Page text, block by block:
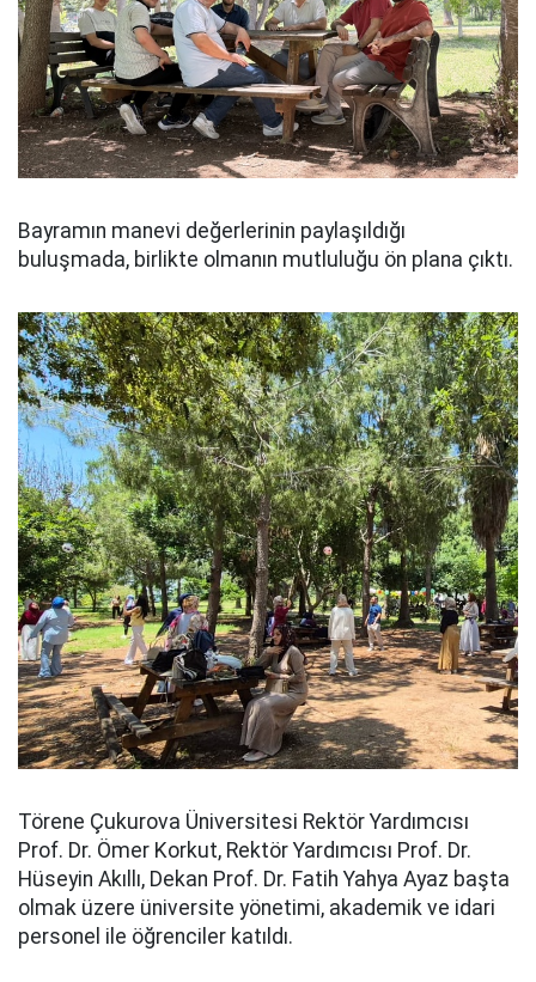
Bayramın manevi değerlerinin paylaşıldığı
buluşmada, birlikte olmanın mutluluğu ön plana çıktı.
Törene Çukurova Üniversitesi Rektör Yardımcısı
Prof. Dr. Ömer Korkut, Rektör Yardımcısı Prof. Dr.
Hüseyin Akıllı, Dekan Prof. Dr. Fatih Yahya Ayaz başta
olmak üzere üniversite yönetimi, akademik ve idari
personel ile öğrenciler katıldı.